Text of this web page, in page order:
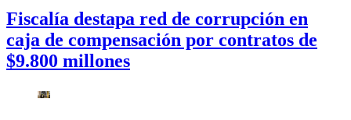
Fiscalía destapa red de corrupción en
caja de compensación por contratos de
$9.800 millones